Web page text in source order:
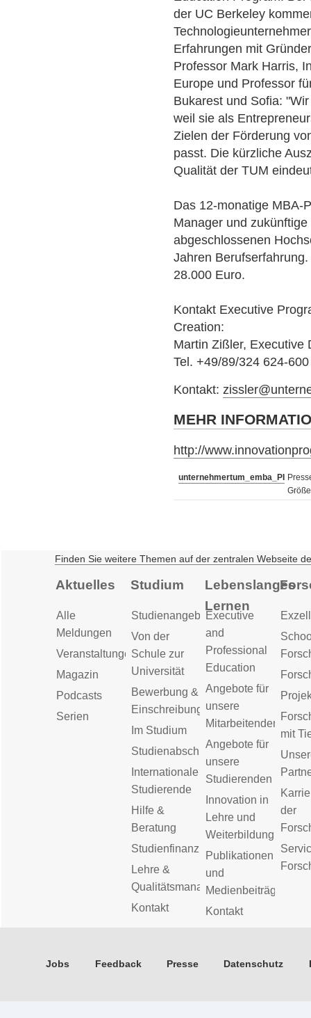
der UC Berkeley
Erfahrungen mit
Professor Mark Harris,
Europe und Professor
Bukarest und Sofia:
weil sie als
Zielen der Förderung
passt. Die kürzliche
Qualität der TUM
Das 12-monatige MBA-
Manager und
abgeschlossenen
Jahren
28.000 Euro.
Kontakt Executive
Creation:
Martin Zißler, Executive
Tel. +49/89/324 624-600
Kontakt:
MEHR
http://
unternehmertum_emba_PI
Finden Sie weitere Themen auf der zentralen Webseite
Aktuelles
Alle
Meldungen
Veranstaltungen
Magazin
Podcasts
Serien
Studium
Studienangebot
Von der
Schule zur
Universität
Bewerbung &
Einschreibung
Im Studium
Studienabschluss
Internationale
Studierende
Hilfe &
Beratung
Studienfinanzierung
Lehre &
Qualitätsmanagement
Kontakt
Lebenslanges
Lernen
Executive
and
Professional
Education
Angebote für
unsere
Mitarbeitenden
Angebote für
unsere
Studierenden
Innovation in
Lehre und
Weiterbildung
Publikationen
und
Medienbeiträge
Kontakt
mit
der
Jobs Feedback Presse Datenschutz